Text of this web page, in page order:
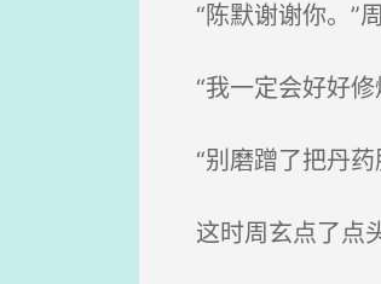
“陈默谢谢你。”周
“我一定会好好修
“别磨蹭了把丹药
这时周玄点了点